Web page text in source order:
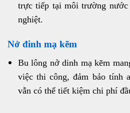
trực tiếp tại môi trường nước
nghiệt.
Nở đinh mạ kẽm
Bu lông nở dinh mạ kẽm
việc thi công, đảm bảo tính
vẫn có thể tiết kiệm chi phí